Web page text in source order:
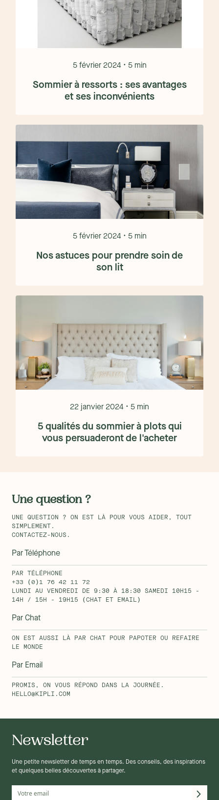
5 février 2024 • 5 min
Sommier à ressorts : ses avantages
et ses inconvénients
5 février 2024 • 5 min
Nos astuces pour prendre soin de
son lit
22 janvier 2024 • 5 min
5 qualités du sommier à plots qui
vous persuaderont de l'acheter
Une question ?
UNE QUESTION ? ON EST LÀ POUR VOUS AIDER, TOUT
SIMPLEMENT.
CONTACTEZ-NOUS.
Par Téléphone
PAR TÉLÉPHONE
+33 (0)1 76 42 11 72
LUNDI AU VENDREDI DE 9:30 À 18:30 SAMEDI 10H15 -
14H / 15H - 19H15 (CHAT ET EMAIL)
Par Chat
ON EST AUSSI LÀ PAR CHAT POUR PAPOTER OU REFAIRE
LE MONDE
Par Email
PROMIS, ON VOUS RÉPOND DANS LA JOURNÉE.
HELLO@KIPLI.COM
Newsletter
Une petite newsletter de temps en temps. Des conseils, des inspirations
et quelques belles découvertes à partager.